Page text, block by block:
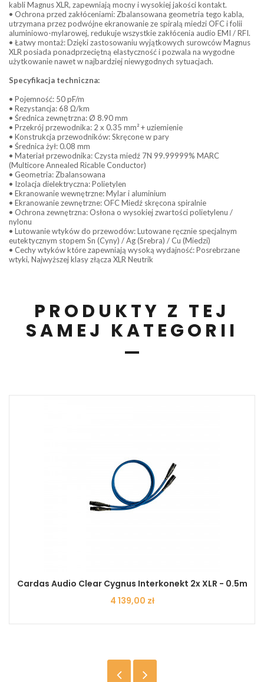
kabli Magnus XLR, zapewniają mocny i wysokiej jakości kontakt.
• Ochrona przed zakłóceniami: Zbalansowana geometria tego kabla,
utrzymana przez podwójne ekranowanie ze spiralą miedzi OFC i folii
aluminiowo-mylarowej, redukuje wszystkie zakłócenia audio EMI / RFI.
• Łatwy montaż: Dzięki zastosowaniu wyjątkowych surowców Magnus
XLR posiada ponadprzeciętną elastyczność i pozwala na wygodne
użytkowanie nawet w najbardziej niewygodnych sytuacjach.
Specyfikacja techniczna:
• Pojemność: 50 pF/m
• Rezystancja: 68 Ω/km
• Średnica zewnętrzna: Ø 8.90 mm
• Przekrój przewodnika: 2 x 0.35 mm² + uziemienie
• Konstrukcja przewodników: Skręcone w pary
• Średnica żył: 0.08 mm
• Materiał przewodnika: Czysta miedź 7N 99.99999% MARC
(Multicore Annealed Ricable Conductor)
• Geometria: Zbalansowana
• Izolacja dielektryczna: Polietylen
• Ekranowanie wewnętrzne: Mylar i aluminium
• Ekranowanie zewnętrzne: OFC Miedź skręcona spiralnie
• Ochrona zewnętrzna: Osłona o wysokiej zwartości polietylenu /
nylonu
• Lutowanie wtyków do przewodów: Lutowane ręcznie specjalnym
eutektycznym stopem Sn (Cyny) / Ag (Srebra) / Cu (Miedzi)
• Cechy wtyków które zapewniają wysoką wydajność: Posrebrzane
wtyki, Najwyższej klasy złącza XLR Neutrik
PRODUKTY Z TEJ
SAMEJ KATEGORII
Cardas Audio Clear Cygnus Interkonekt 2x XLR - 0.5m
Cena
4 139,00 zł